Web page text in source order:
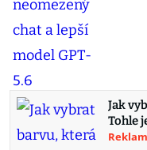
Jak
Tohle